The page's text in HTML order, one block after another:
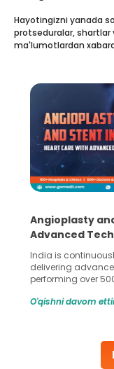
Hayotingizni yanada
protseduralar,
ma'lumotlardan
5 Essential
Collection and
Human sperm
in advanced
Fertilization (IVF)
challenges and
collected, they
O'qishni davom